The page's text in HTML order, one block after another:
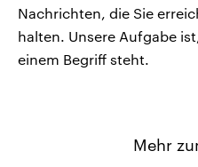
Nachrichten, die Sie
halten. Unsere Aufgabe
einem Begriff steht.
Mehr